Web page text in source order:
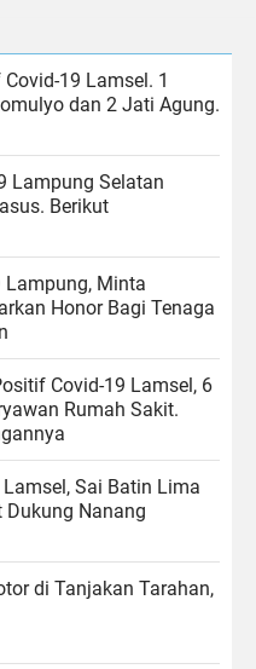
19 Lamsel. 1
dan 2 Jati Agung.
Lampung Selatan
Berikut
Lampung, Minta
Honor Bagi Tenaga
Covid-19 Lamsel, 6
Rumah Sakit.
Sai Batin Lima
Dukung Nanang
di Tanjakan Tarahan,